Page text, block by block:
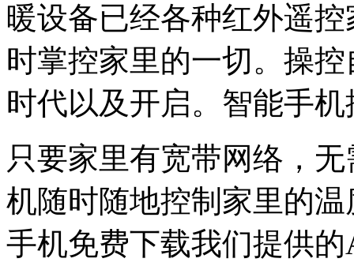
暖设备已经各种红外遥
时掌控家里的一切。操
时代以及开启。智能手
只要家里有宽带网络，
机随时随地控制家里的温
手机免费下载我们提供